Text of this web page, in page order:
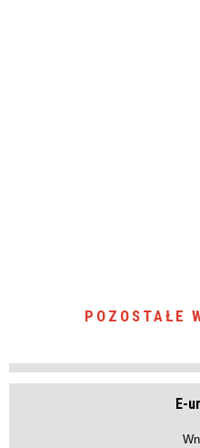
POZOSTAŁE
E-